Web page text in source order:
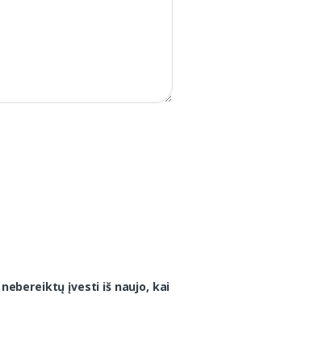
įvesti iš naujo, kai